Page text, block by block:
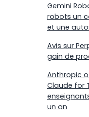
Gemini
robots un
et une
Avis sur
gain de
Anthropic
Claude for
un an